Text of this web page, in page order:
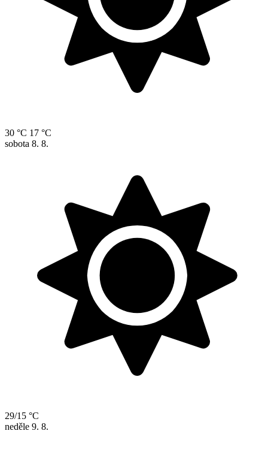
30 °C 17 °C
sobota 8. 8.
29/15 °C
neděle 9. 8.